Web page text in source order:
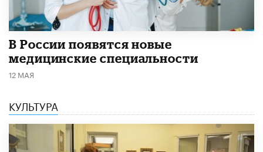
В России появятся новые
медицинские специальности
12 МАЯ
КУЛЬТУРА